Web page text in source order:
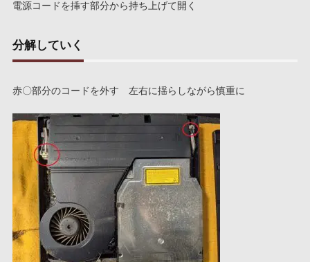
電源コードを挿す部分から持ち上げて開く
分解していく
赤〇部分のコードを外す 左右に揺らしながら慎重に